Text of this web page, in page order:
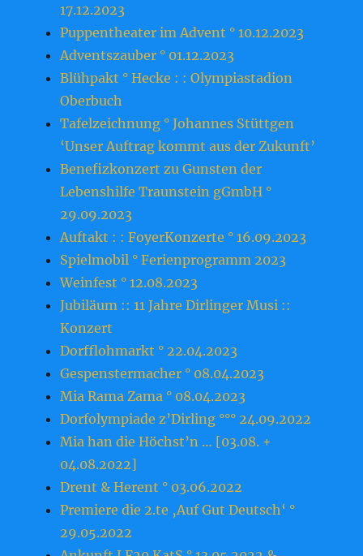
17.12.2023
Puppentheater im Advent ° 10.12.2023
Adventszauber ° 01.12.2023
Blühpakt ° Hecke : : Olympiastadion
Oberbuch
Tafelzeichnung ° Johannes Stüttgen
‘Unser Auftrag kommt aus der Zukunft’
Benefizkonzert zu Gunsten der
Lebenshilfe Traunstein gGmbH °
29.09.2023
Auftakt : : FoyerKonzerte ° 16.09.2023
Spielmobil ° Ferienprogramm 2023
Weinfest ° 12.08.2023
Jubiläum :: 11 Jahre Dirlinger Musi ::
Konzert
Dorfflohmarkt ° 22.04.2023
Gespenstermacher ° 08.04.2023
Mia Rama Zama ° 08.04.2023
Dorfolympiade z’Dirling °°° 24.09.2022
Mia han die Höchst’n … [03.08. +
04.08.2022]
Drent & Herent ° 03.06.2022
Premiere die 2.te ‚Auf Gut Deutsch‘ °
29.05.2022